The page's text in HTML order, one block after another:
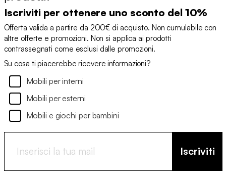
Iscriviti per ottenere uno sconto del 10%
Offerta valida a partire da 200€ di acquisto. Non cumulabile con
altre offerte e promozioni. Non si applica ai prodotti
contrassegnati come esclusi dalle promozioni.
Su cosa ti piacerebbe ricevere informazioni?
Mobili per interni
Mobili per esterni
Mobili e giochi per bambini
Iscriviti